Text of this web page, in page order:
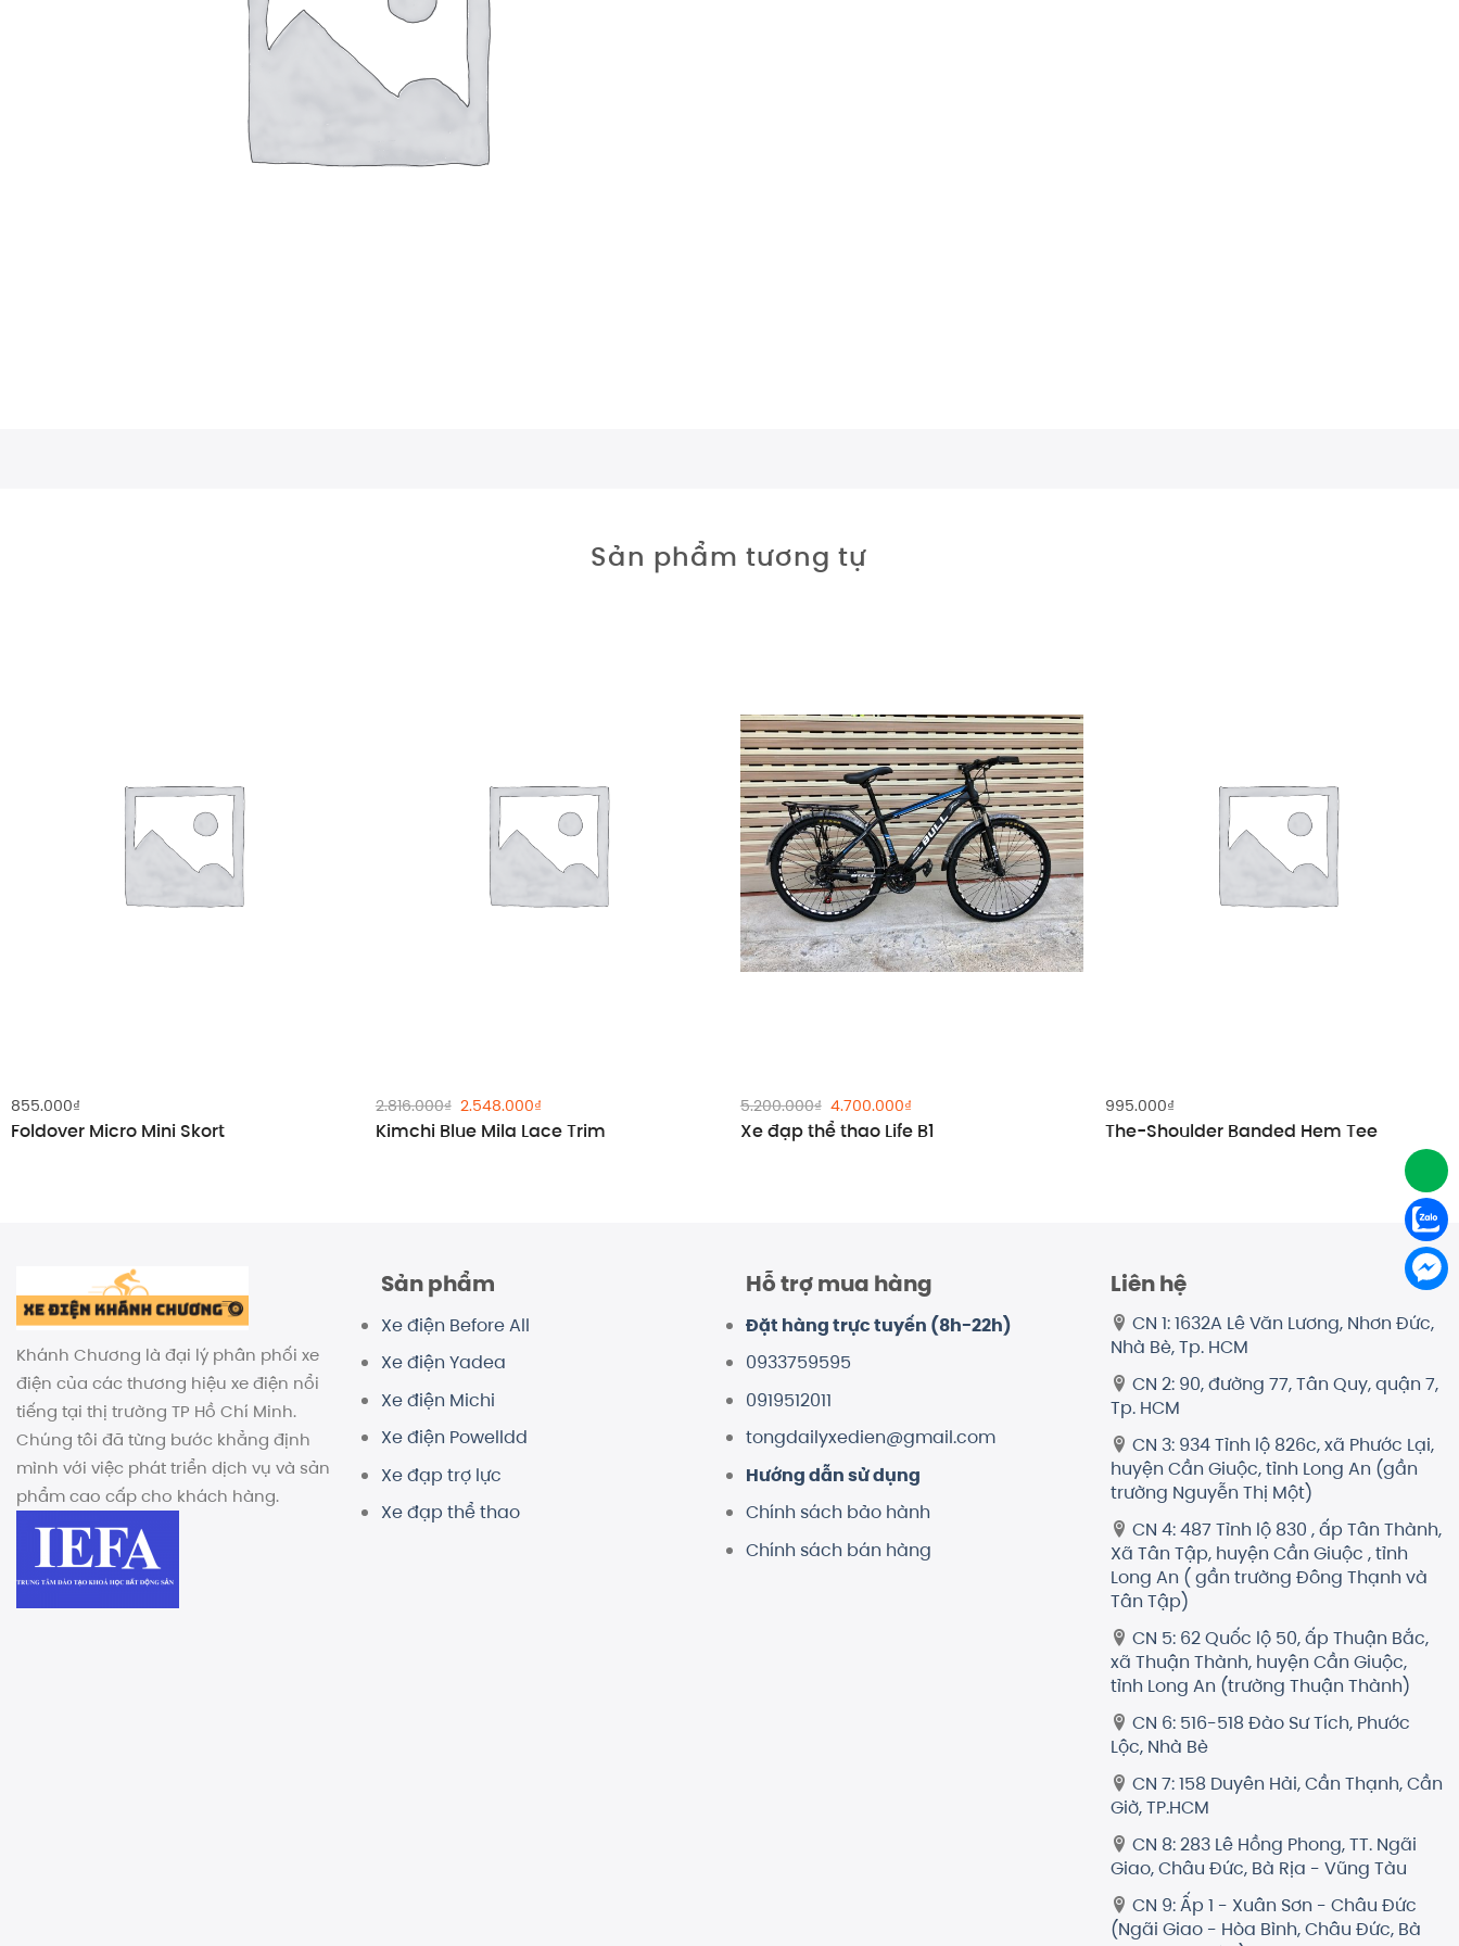
Sản phẩm tương tự
855.000₫
Foldover Micro Mini Skort
2.816.000₫ Giá
là:
2.548.000₫
tại
Kimchi Blue Mila Lace Trim
5.200.000₫ Giá
gốc
là:
4.700.000₫
hiện
tại
Xe đạp thể thao Life B1
995.000₫
The-Shoulder Banded Hem Tee
Khánh Chương là đại lý phân phối xe
điện của các thương hiệu xe điện nổi
tiếng tại thị trường TP Hồ Chí Minh.
Chúng tôi đã từng bước khẳng định
mình với việc phát triển dịch vụ và sản
phẩm cao cấp cho khách hàng.
Sản phẩm
Xe điện Before All
Xe điện Yadea
Xe điện Michi
Xe điện Powelldd
Xe đạp trợ lực
Xe đạp thể thao
Hỗ trợ mua hàng
Đặt hàng trực tuyến (8h-22h)
0933759595
0919512011
tongdailyxedien@gmail.com
Hướng dẫn sử dụng
Chính sách bảo hành
Chính sách bán hàng
Liên hệ
CN 1: 1632A Lê Văn Lương, Nhơn Đức,
Nhà Bè, Tp. HCM
CN 2: 90, đường 77, Tân Quy, quận 7,
Tp. HCM
CN 3: 934 Tỉnh lộ 826c, xã Phước Lại,
huyện Cần Giuộc, tỉnh Long An (gần
trường Nguyễn Thị Một)
CN 4: 487 Tỉnh lộ 830 , ấp Tân Thành,
Xã Tân Tập, huyện Cần Giuộc , tỉnh
Long An ( gần trường Đông Thạnh và
Tân Tập)
CN 5: 62 Quốc lộ 50, ấp Thuận Bắc,
xã Thuận Thành, huyện Cần Giuộc,
tỉnh Long An (trường Thuận Thành)
CN 6: 516-518 Đào Sư Tích, Phước
Lộc, Nhà Bè
CN 7: 158 Duyên Hải, Cần Thạnh, Cần
Giờ, TP.HCM
CN 8: 283 Lê Hồng Phong, TT. Ngãi
Giao, Châu Đức, Bà Rịa - Vũng Tàu
CN 9: Ấp 1 - Xuân Sơn - Châu Đức
(Ngãi Giao - Hòa Bình, Châu Đức, Bà